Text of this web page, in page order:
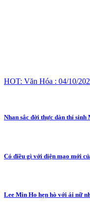
HOT: Văn Hóa : 04/10/
Nhan sắc đời thực dàn thí
Có điều gì với diện mạo mới
Lee Min Ho hẹn hò với ái nữ